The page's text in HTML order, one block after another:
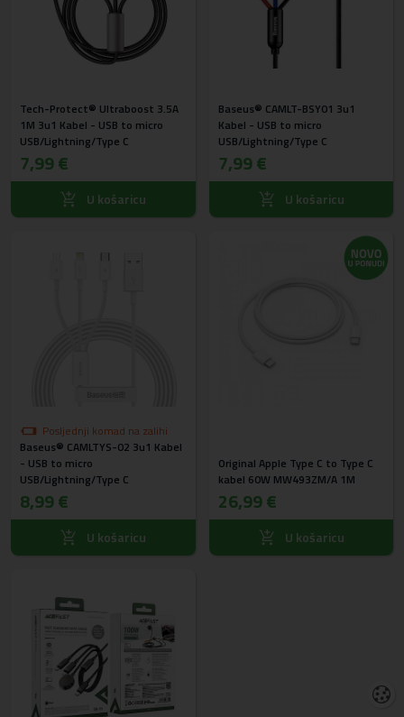
Tech-Protect® Ultraboost 3.5A
1M 3u1 Kabel - USB to micro
USB/Lightning/Type C
7,99 €
U košaricu
Baseus® CAMLT-BSY01 3u1
Kabel - USB to micro
USB/Lightning/Type C
7,99 €
U košaricu
Posljednji komad na zalihi
Baseus® CAMLTYS-02 3u1 Kabel
- USB to micro
USB/Lightning/Type C
8,99 €
U košaricu
Original Apple Type C to Type C
kabel 60W MW493ZM/A 1M
26,99 €
U košaricu